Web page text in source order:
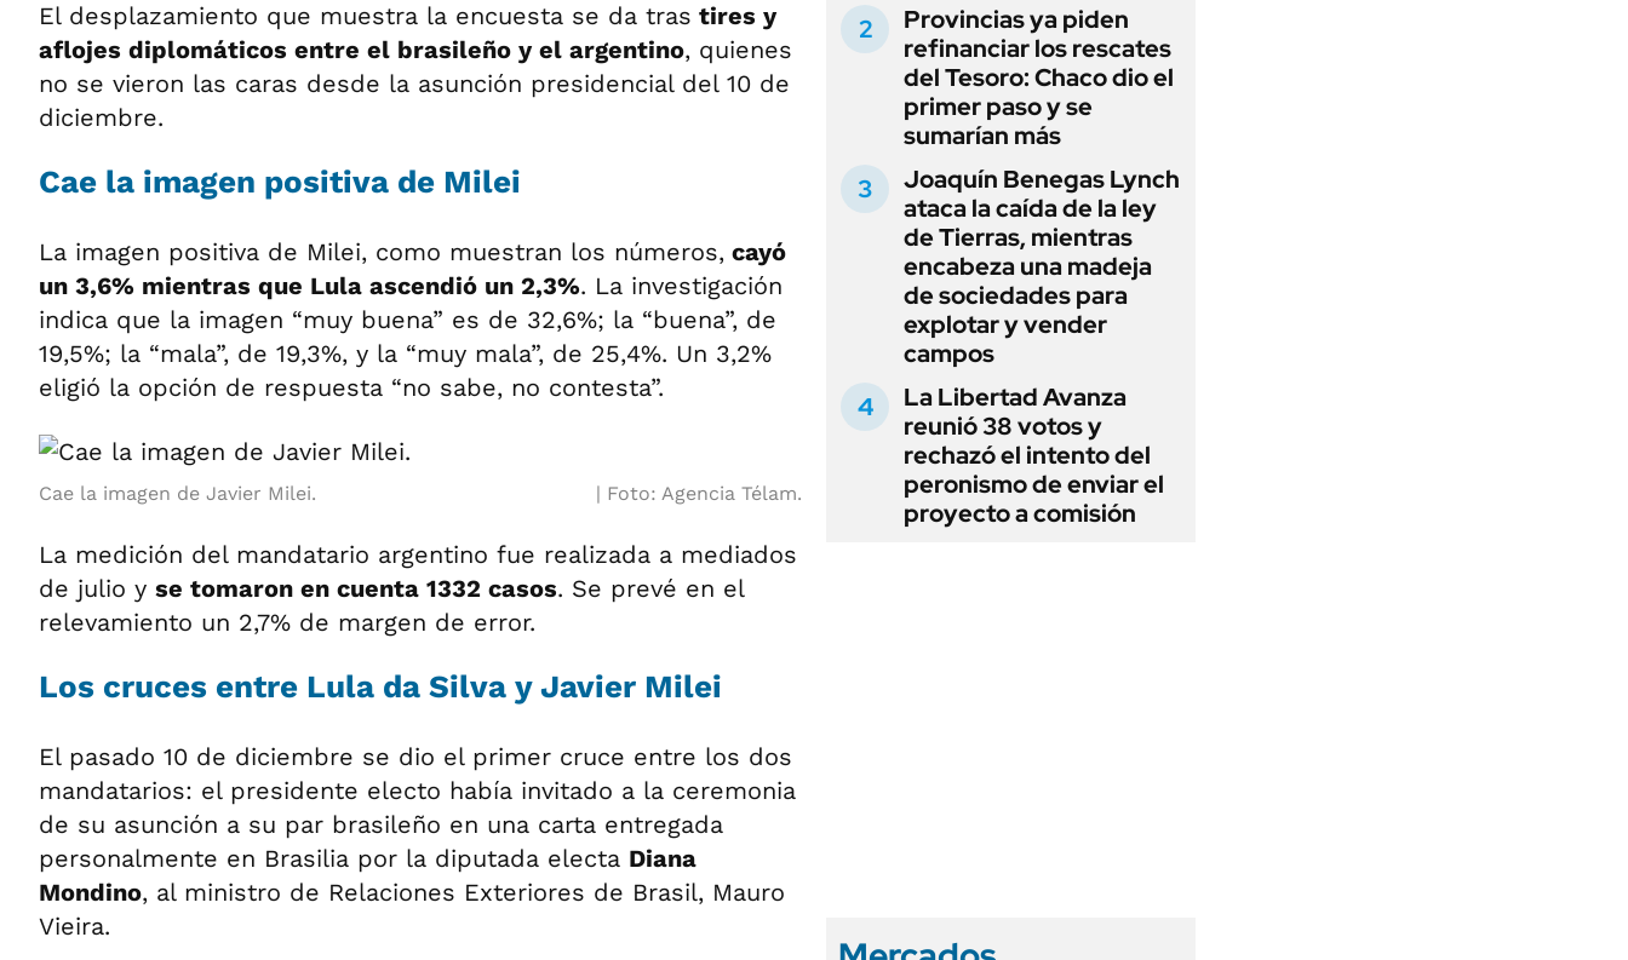
El desplazamiento que muestra la encuesta se da tras tires y
aflojes diplomáticos entre el brasileño y el argentino, quienes
no se vieron las caras desde la asunción presidencial del 10 de
diciembre.
Cae la imagen positiva de Milei
La imagen positiva de Milei, como muestran los números, cayó
un 3,6% mientras que Lula ascendió un 2,3%. La investigación
indica que la imagen “muy buena” es de 32,6%; la “buena”, de
19,5%; la “mala”, de 19,3%, y la “muy mala”, de 25,4%. Un 3,2%
eligió la opción de respuesta “no sabe, no contesta”.
Cae la imagen de Javier Milei. Foto: Agencia Télam.
La medición del mandatario argentino fue realizada a mediados
de julio y se tomaron en cuenta 1332 casos. Se prevé en el
relevamiento un 2,7% de margen de error.
Los cruces entre Lula da Silva y Javier Milei
El pasado 10 de diciembre se dio el primer cruce entre los dos
mandatarios: el presidente electo había invitado a la ceremonia
de su asunción a su par brasileño en una carta entregada
personalmente en Brasilia por la diputada electa Diana
Mondino, al ministro de Relaciones Exteriores de Brasil, Mauro
Vieira.
Provincias ya piden
refinanciar los rescates
del Tesoro: Chaco dio el
primer paso y se
sumarían más
Joaquín Benegas Lynch
ataca la caída de la ley
de Tierras, mientras
encabeza una madeja
de sociedades para
explotar y vender
campos
La Libertad Avanza
reunió 38 votos y
rechazó el intento del
peronismo de enviar el
proyecto a comisión